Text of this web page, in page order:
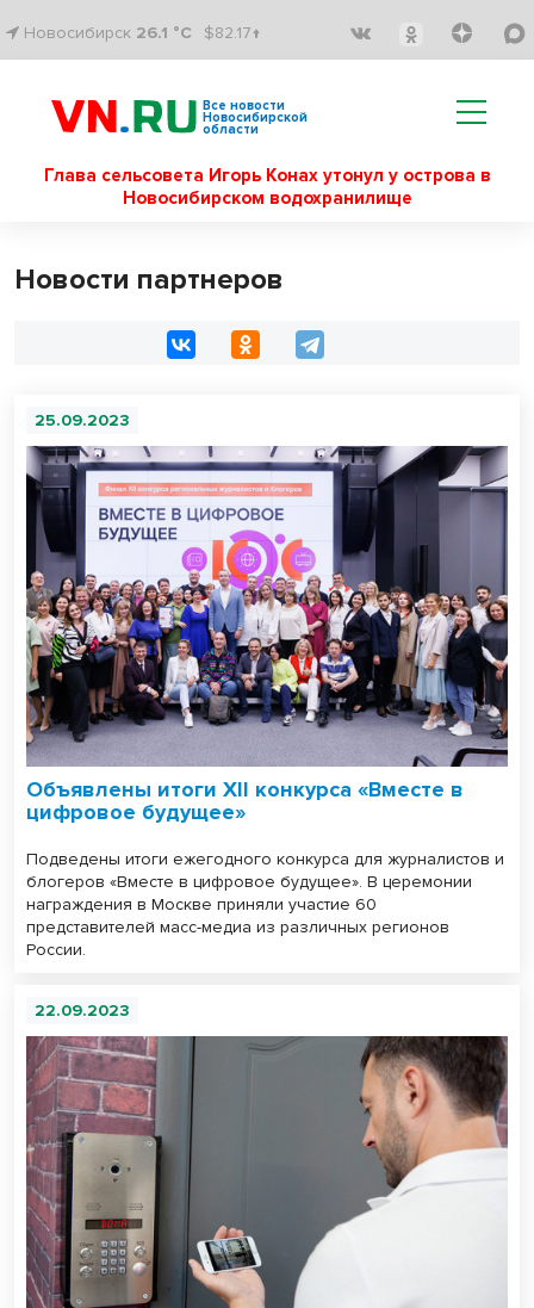
Новосибирск 26.1 °C $82.17↑
Все новости
Новосибирской
области
Глава сельсовета Игорь Конах утонул у острова в
Новосибирском водохранилище
Новости партнеров
25.09.2023
Объявлены итоги XII конкурса «Вместе в
цифровое будущее»
Подведены итоги ежегодного конкурса для журналистов и
блогеров «Вместе в цифровое будущее». В церемонии
награждения в Москве приняли участие 60
представителей масс-медиа из различных регионов
России.
22.09.2023